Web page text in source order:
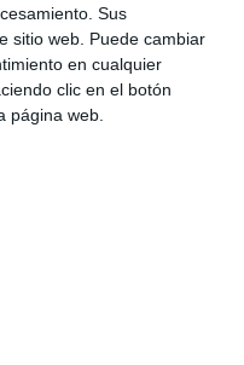
Sus
sitio web. Puede cambiar
en cualquier
clic en el botón
página web.